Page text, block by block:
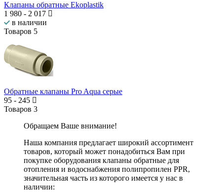
Клапаны обратные Ekoplastik
1 980 - 2 017
в наличии
Товаров 5
Обратные клапаны Pro Aqua серые
95 - 245
Товаров 3
Обращаем Ваше внимание!
Наша компания предлагает широкий ассортимент
товаров, который может понадобиться Вам при
покупке оборудования клапаны обратные для
отопления и водоснабжения полипропилен PPR,
значительная часть из которого имеется у нас в
наличии: